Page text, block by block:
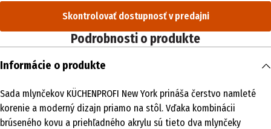
Skontrolovať dostupnosť v predajni
Podrobnosti o produkte
Informácie o produkte
Sada mlynčekov KÜCHENPROFI New York prináša čerstvo namleté
korenie a moderný dizajn priamo na stôl. Vďaka kombinácii
brúseného kovu a priehľadného akrylu sú tieto dva mlynčeky